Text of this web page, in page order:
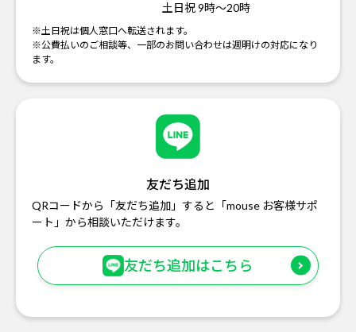
土日祝 9時～20時
※土日祝は個人窓口へ転送されます。
※公費払いのご相談等、一部のお問い合わせは週明けの対応になり
ます。
友だち追加
QRコードから「友だち追加」すると「mouse お客様サポ
ート」から相談いただけます。
友だち追加はこちら